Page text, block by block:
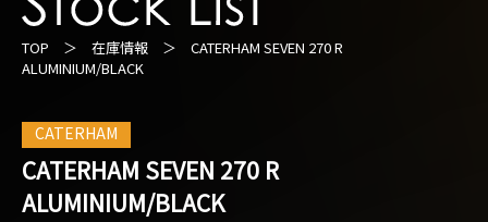
TOP ＞ 在庫情報 ＞ CATERHAM SEVEN 270 R
ALUMINIUM/BLACK
CATERHAM
CATERHAM SEVEN 270 R
ALUMINIUM/BLACK